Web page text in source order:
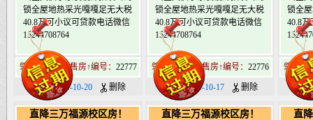
锁全屋地热采光嘎嘎足无大税
40.8万可小议可贷款电话微信
15244708764
肇东北19道街售房↑编号： 22777
日期：2024-10-20 删除
锁全屋地热采光嘎嘎足无大税
40.8万可小议可贷款电话微信
15244708764
肇东北19道街售房↑编号： 22776
日期：2024-10-17 删除
锁全
40.8
肇东北
日期
直降三万福源校区房！ 直降三万福源校区房！ 直